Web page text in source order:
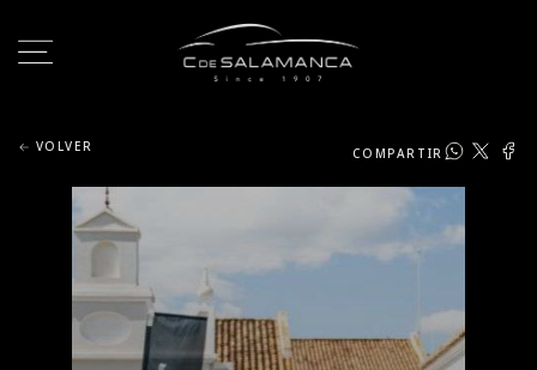
VOLVER COMPARTIR